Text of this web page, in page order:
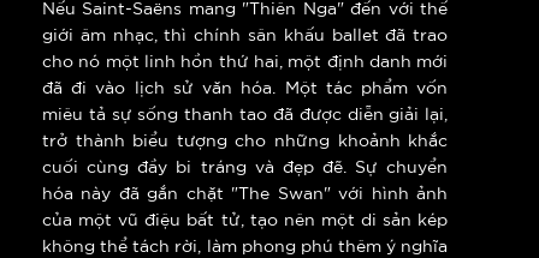
Nếu Saint-Saëns mang "Thiên Nga" đến với thế
giới âm nhạc, thì chính sân khấu ballet đã trao
cho nó một linh hồn thứ hai, một định danh mới
đã đi vào lịch sử văn hóa. Một tác phẩm vốn
miêu tả sự sống thanh tao đã được diễn giải lại,
trở thành biểu tượng cho những khoảnh khắc
cuối cùng đầy bi tráng và đẹp đẽ. Sự chuyển
hóa này đã gắn chặt "The Swan" với hình ảnh
của một vũ điệu bất tử, tạo nên một di sản kép
không thể tách rời, làm phong phú thêm ý nghĩa